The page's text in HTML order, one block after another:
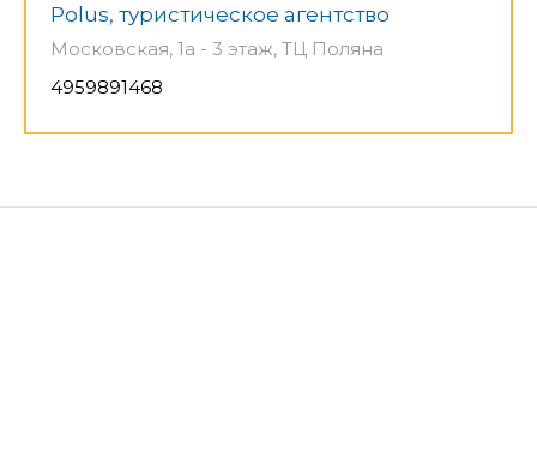
Polus, туристическое агентство
Московская, 1а - 3 этаж, ТЦ Поляна
4959891468